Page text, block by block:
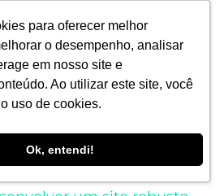
para oferecer melhor
o desempenho, analisar
em nosso site e
Ao utilizar este site, você
uso de cookies.
Ok, entendi!
especializadas que
de forma integrada,
e evitando falhas. Isso
de quem gerencia
quando há